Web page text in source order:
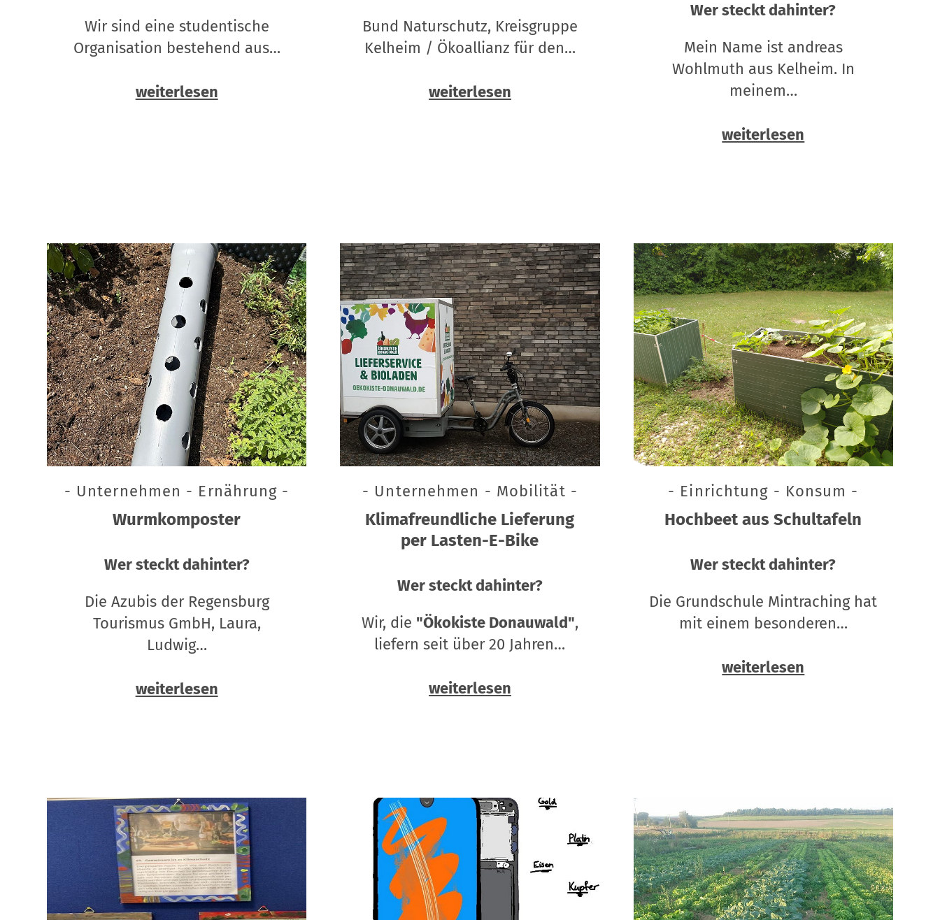
Wir sind eine studentische
Organisation bestehend aus…
weiterlesen
Bund Naturschutz, Kreisgruppe
Kelheim / Ökoallianz für den…
weiterlesen
Wer steckt dahinter?
Mein Name ist andreas
Wohlmuth aus Kelheim. In
meinem…
weiterlesen
- Unternehmen - Ernährung -
Wurmkomposter
Wer steckt dahinter?
Die Azubis der Regensburg
Tourismus GmbH, Laura,
Ludwig…
weiterlesen
- Unternehmen - Mobilität -
Klimafreundliche Lieferung
per Lasten-E-Bike
Wer steckt dahinter?
Wir, die "Ökokiste Donauwald",
liefern seit über 20 Jahren…
weiterlesen
- Einrichtung - Konsum -
Hochbeet aus Schultafeln
Wer steckt dahinter?
Die Grundschule Mintraching hat
mit einem besonderen…
weiterlesen